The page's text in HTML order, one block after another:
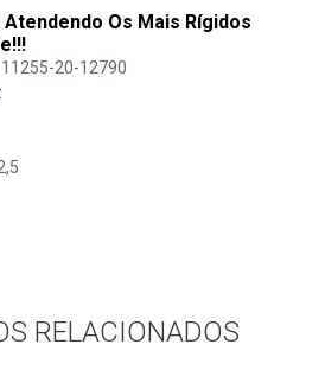
Os Mais Rígidos
20-12790
RELACIONADOS